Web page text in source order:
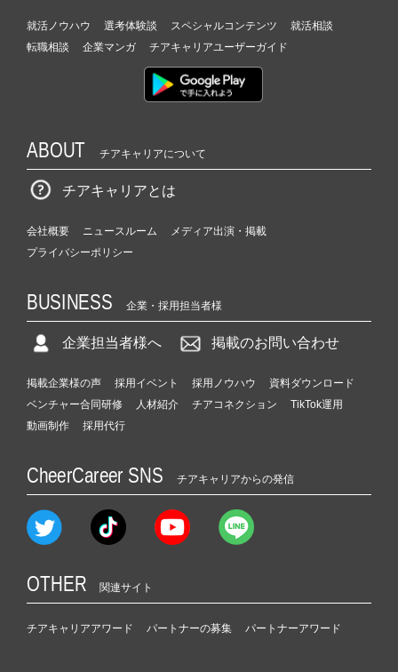
就活ノウハウ 選考体験談 スペシャルコンテンツ
就活相談
転職相談
企業マンガ チアキャリアユーザーガイド
ABOUT チアキャリアについて
チアキャリアとは
会社概要 ニュースルーム
メディア出演・掲載
プライバシーポリシー
BUSINESS 企業・採用担当者様
企業担当者様へ 掲載のお問い合わせ
掲載企業様の声 採用イベント 採用ノウハウ
資料ダウンロード
ベンチャー合同研修
人材紹介 チアコネクション
TikTok運用
動画制作
採用代行
CheerCareer SNS チアキャリアからの発信
OTHER 関連サイト
チアキャリアアワード パートナーの募集 パートナーアワード